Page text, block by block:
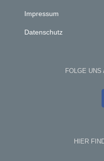
Impressum
Datenschutz
FOLGE UNS
HIER